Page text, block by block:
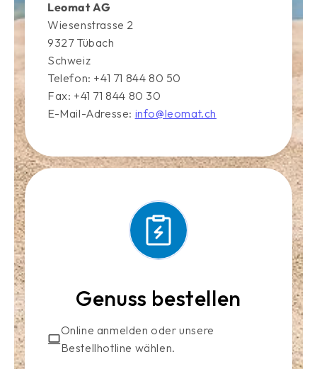
Leomat AG
Wiesenstrasse 2
9327 Tübach
Schweiz
Telefon: +41 71 844 80 50
Fax: +41 71 844 80 30
E-Mail-Adresse: info@leomat.ch
Genuss bestellen
Online anmelden oder unsere
Bestellhotline wählen.